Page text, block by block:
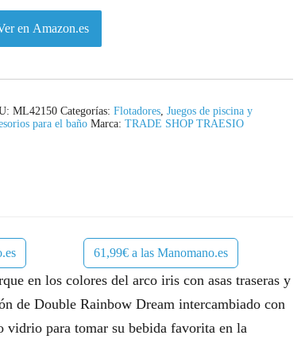
en Amazon.es
ML42150 Categorías: Flotadores, Juegos de piscina y
para el baño Marca: TRADE SHOP TRAESIO
61,99€ a las Manomano.es
en los colores del arco iris con asas traseras y
de Double Rainbow Dream intercambiado con
vidrio para tomar su bebida favorita en la